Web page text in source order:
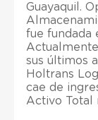
Guayaquil.
fue fundada
sus últimos
Holtrans
cae de
Activo Total